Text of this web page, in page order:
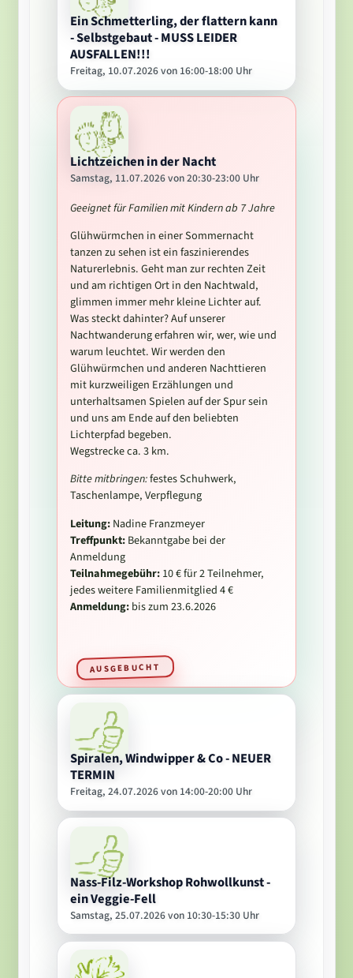
Ein Schmetterling, der flattern kann
- Selbstgebaut - MUSS LEIDER
AUSFALLEN!!!
Freitag, 10.07.2026 von 16:00-18:00 Uhr
Lichtzeichen in der Nacht
Samstag, 11.07.2026 von 20:30-23:00 Uhr
Geeignet für Familien mit Kindern ab 7 Jahre
Glühwürmchen in einer Sommernacht
tanzen zu sehen ist ein faszinierendes
Naturerlebnis. Geht man zur rechten Zeit
und am richtigen Ort in den Nachtwald,
glimmen immer mehr kleine Lichter auf.
Was steckt dahinter? Auf unserer
Nachtwanderung erfahren wir, wer, wie und
warum leuchtet. Wir werden den
Glühwürmchen und anderen Nachttieren
mit kurzweiligen Erzählungen und
unterhaltsamen Spielen auf der Spur sein
und uns am Ende auf den beliebten
Lichterpfad begeben.
Wegstrecke ca. 3 km.
Bitte mitbringen:festes Schuhwerk,
Taschenlampe, Verpflegung
Leitung: Nadine Franzmeyer
Treffpunkt: Bekanntgabe bei der
Anmeldung
Teilnahmegebühr: 10 € für 2 Teilnehmer,
jedes weitere Familienmitglied 4 €
Anmeldung: bis zum 23.6.2026
AUSGEBUCHT
Spiralen, Windwipper & Co - NEUER
TERMIN
Freitag, 24.07.2026 von 14:00-20:00 Uhr
Nass-Filz-Workshop Rohwollkunst -
ein Veggie-Fell
Samstag, 25.07.2026 von 10:30-15:30 Uhr